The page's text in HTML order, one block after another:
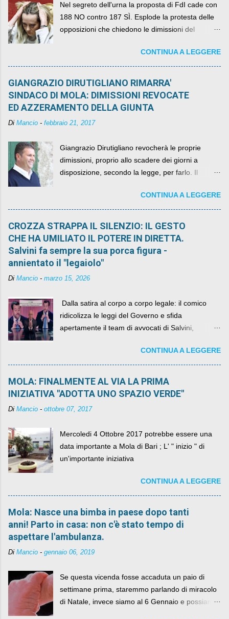
Nel segreto dell'urna la proposta di FdI cade con
188 NO contro 187 SÌ. Esplode la protesta delle
opposizioni che chiedono le dimissioni del
CONTINUA A LEGGERE
GIANGRAZIO DIRUTIGLIANO RIMARRA'
SINDACO DI MOLA: DIMISSIONI REVOCATE
ED AZZERAMENTO DELLA GIUNTA
Di Mancio - febbraio 21, 2017
Giangrazio Dirutigliano revocherà le proprie
dimissioni, proprio allo scadere dei giorni a
disposizione, secondo la legge, per farlo. Il
quelli che si auspicavano il contrario.CONTINUA A LEGGERE
CROZZA STRAPPA IL SILENZIO: IL GESTO
CHE HA UMILIATO IL POTERE IN DIRETTA.
Salvini fa sempre la sua porca figura -
annientato il "legaiolo"
Di Mancio - marzo 15, 2026
​ Dalla satira al corpo a corpo legale: il comico
ridicolizza le leggi del Governo e sfida
apertamente il team di avvocati di Salvini,
CONTINUA A LEGGERE
MOLA: FINALMENTE AL VIA LA PRIMA
INIZIATIVA "ADOTTA UNO SPAZIO VERDE"
Di Mancio - ottobre 07, 2017
Mercoledi 4 Ottobre 2017 potrebbe essere una
data importante a Mola di Bari ; L' " inizio " di
un'importante iniziativa
CONTINUA A LEGGERE
Mola: Nasce una bimba in paese dopo tanti
anni! Parto in casa: non c'è stato tempo di
aspettare l'ambulanza.
Di Mancio - gennaio 06, 2019
Se questa vicenda fosse accaduta un paio di
settimane prima, staremmo parlando di miracolo
di Natale, invece siamo al 6 Gennaio e possiamo